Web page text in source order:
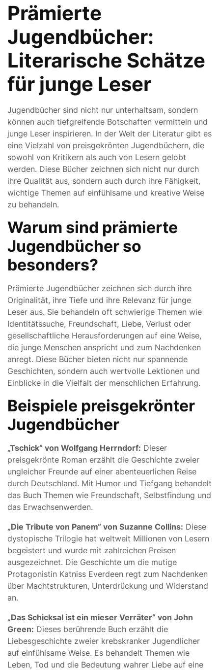
2026
Prämierte
Jugendbücher:
Literarische Schätze
für junge Leser
Jugendbücher sind nicht nur unterhaltsam, sondern
können auch tiefgreifende Botschaften vermitteln und
junge Leser inspirieren. In der Welt der Literatur gibt es
eine Vielzahl von preisgekrönten Jugendbüchern, die
sowohl von Kritikern als auch von Lesern gelobt
werden. Diese Bücher zeichnen sich nicht nur durch
ihre Qualität aus, sondern auch durch ihre Fähigkeit,
wichtige Themen auf einfühlsame und kreative Weise
zu behandeln.
Warum sind prämierte
Jugendbücher so
besonders?
Prämierte Jugendbücher zeichnen sich durch ihre
Originalität, ihre Tiefe und ihre Relevanz für junge
Leser aus. Sie behandeln oft schwierige Themen wie
Identitätssuche, Freundschaft, Liebe, Verlust oder
gesellschaftliche Herausforderungen auf eine Weise,
die junge Menschen anspricht und zum Nachdenken
anregt. Diese Bücher bieten nicht nur spannende
Geschichten, sondern auch wertvolle Lektionen und
Einblicke in die Vielfalt der menschlichen Erfahrung.
Beispiele preisgekrönter
Jugendbücher
„Tschick“ von Wolfgang Herrndorf: Dieser
preisgekrönte Roman erzählt die Geschichte zweier
ungleicher Freunde auf einer abenteuerlichen Reise
durch Deutschland. Mit Humor und Tiefgang behandelt
das Buch Themen wie Freundschaft, Selbstfindung und
das Erwachsenwerden.
„Die Tribute von Panem“ von Suzanne Collins: Diese
dystopische Trilogie hat weltweit Millionen von Lesern
begeistert und wurde mit zahlreichen Preisen
ausgezeichnet. Die Geschichte um die mutige
Protagonistin Katniss Everdeen regt zum Nachdenken
über Machtstrukturen, Unterdrückung und Widerstand
an.
„Das Schicksal ist ein mieser Verräter“ von John
Green: Dieses berührende Buch erzählt die
Liebesgeschichte zweier krebskranker Jugendlicher
auf einfühlsame Weise. Es behandelt Themen wie
Leben, Tod und die Bedeutung wahrer Liebe auf eine